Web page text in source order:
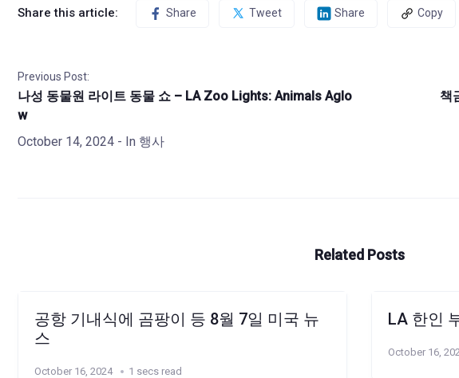
Share this article: Share Tweet Share Copy
Previous Post:
나성 동물원 라이트 동물 쇼 – LA Zoo Lights: Animals Aglo
w
October 14, 2024 - In 행사
책
Related Posts
공항 기내식에 곰팡이 등 8월 7일 미국 뉴
스
October 16, 2024 1 secs read
LA 한인
October 16,